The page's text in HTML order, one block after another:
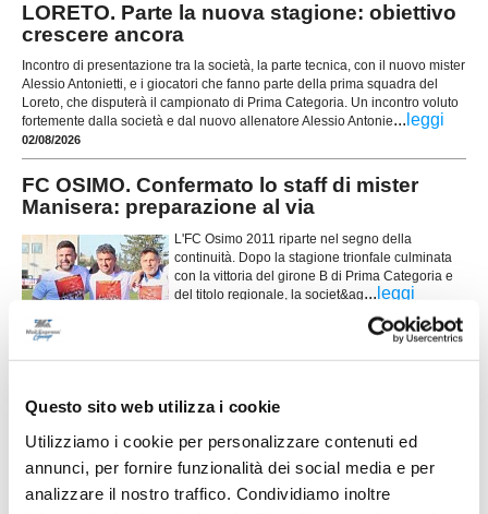
Questo sito web utilizza i cookie
Utilizziamo i cookie per personalizzare contenuti ed
annunci, per fornire funzionalità dei social media e per
analizzare il nostro traffico. Condividiamo inoltre
LORETO. Parte la nuova stagione: obiettivo
crescere ancora
Incontro di presentazione tra la società, la parte tecnica, con il nuovo mister
Alessio Antonietti, e i giocatori che fanno parte della prima squadra del
Loreto, che disputerà il campionato di Prima Categoria. Un incontro voluto
fortemente dalla società e dal nuovo allenatore Alessio Antonie... leggi
02/08/2026
FC OSIMO. Confermato lo staff di mister
Manisera: preparazione al via
L'FC Osimo 2011 riparte nel segno della
continuità. Dopo la stagione trionfale culminata
con la vittoria del girone B di Prima Categoria e
del titolo regionale, la societ&ag... leggi
LORETO. Porte girevoli. Giovedì 30 luglio la
Porte girevoli nel C.S. Loreto: entrano a difendere
e Mosè Malizia (foto dx); escono Ottaviani ed
Elisei, che la società ringrazia per la serietà e
l’impegno dimostrati, con una particolare
menzione pe...leggi